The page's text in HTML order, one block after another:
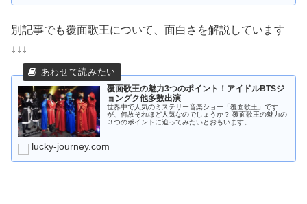
別記事でも覆面歌王について、面白さを解説しています
↓↓↓
覆面歌王の魅力3つのポイント！アイドルBTSジ
ョングク他多数出演
世界中で人気のミステリー音楽ショー「覆面歌王」です
が、何故それほど人気なのでしょうか？ 覆面歌王の魅力の
３つのポイントに迫ってみたいとおもいます。
lucky-journey.com